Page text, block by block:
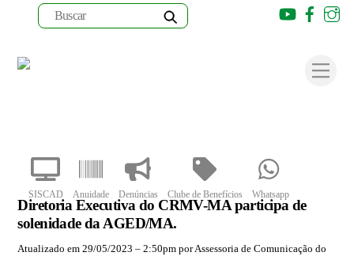
SISCAD Anuidade Denúncias Clube de Benefícios Whatsapp
Youtube
Diretoria Executiva do CRMV-MA participa de
solenidade da AGED/MA.
Atualizado em 29/05/2023 – 2:50pm por Assessoria de Comunicação do